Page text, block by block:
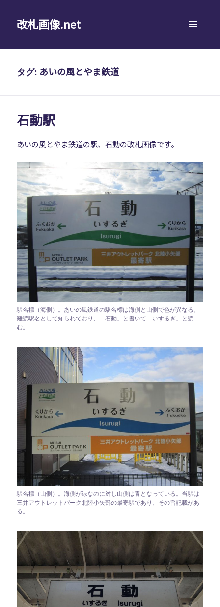
改札画像.net
ーとウ
タグ: あいの風とやま鉄道
石動駅
あいの風とやま鉄道の駅、石動の改札画像です。
駅名標（海側）。あいの風鉄道の駅名標は海側と山側で色が異なる。
難読駅名として知られており、「石動」と書いて「いするぎ」と読
む。
駅名標（山側）。海側が緑なのに対し山側は青となっている。当駅は
三井アウトレットパーク北陸小矢部の最寄駅であり、その旨記載があ
る。